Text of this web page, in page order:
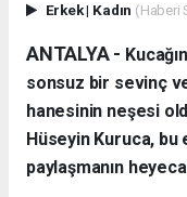
Erkek| Kadın (Haberi
ANTALYA - ​
sonsuz bir sevinç
hanesinin neşesi
Hüseyin Kuruca,
paylaşmanın